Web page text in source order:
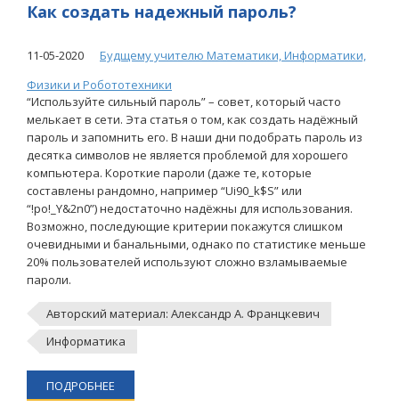
Как создать надежный пароль?
11-05-2020
Будщему учителю Математики, Информатики,
Физики и Робототехники
“Используйте сильный пароль” – совет, который часто
мелькает в сети. Эта статья о том, как создать надёжный
пароль и запомнить его. В наши дни подобрать пароль из
десятка символов не является проблемой для хорошего
компьютера. Короткие пароли (даже те, которые
составлены рандомно, например “Ui90_k$S” или
“!po!_Y&2n0”) недостаточно надёжны для использования.
Возможно, последующие критерии покажутся слишком
очевидными и банальными, однако по статистике меньше
20% пользователей используют сложно взламываемые
пароли.
Авторский материал: Александр А. Францкевич
Информатика
ПОДРОБНЕЕ